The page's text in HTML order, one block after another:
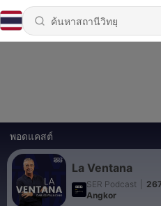
พอดแคสต์
La Ventana
SER Podcast
Angkor